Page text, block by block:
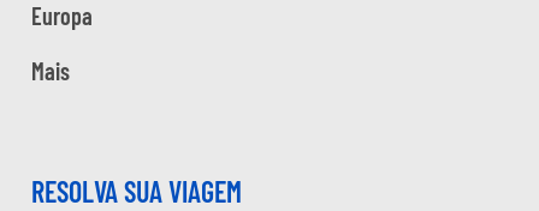
Europa
Mais
RESOLVA SUA VIAGEM